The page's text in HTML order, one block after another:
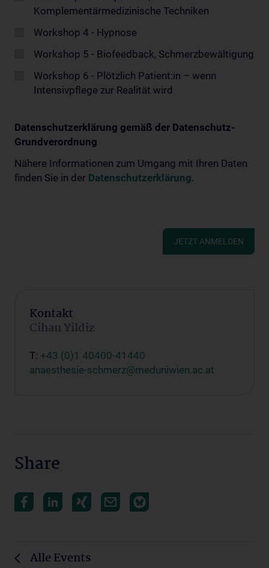
Komplementärmedizinische Techniken
Workshop 4 - Hypnose
Workshop 5 - Biofeedback, Schmerzbewältigung
Workshop 6 - Plötzlich Patient:in – wenn
Intensivpflege zur Realität wird
Datenschutzerklärung gemäß der Datenschutz-
Grundverordnung
Nähere Informationen zum Umgang mit Ihren Daten
finden Sie in der Datenschutzerklärung.
JETZT ANMELDEN
Kontakt
Cihan Yildiz
T: +43 (0)1 40400-41440
anaesthesie-schmerz@meduniwien.ac.at
Share
Alle Events